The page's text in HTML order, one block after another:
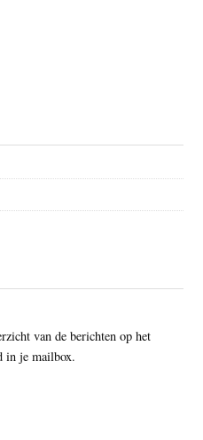
van de berichten op het
in je mailbox.